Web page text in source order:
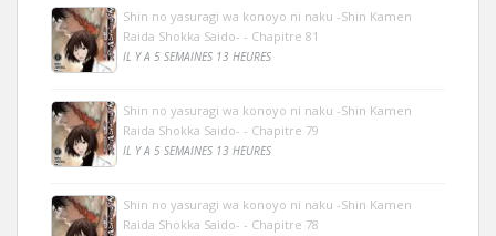
Shin no yasuragi wa konoyo ni naku -Shin Kamen
Raida Shokka Saido- - Chapitre 81
IL Y A 5 SEMAINES 13 HEURES
Shin no yasuragi wa konoyo ni naku -Shin Kamen
Raida Shokka Saido- - Chapitre 79
IL Y A 5 SEMAINES 13 HEURES
Shin no yasuragi wa konoyo ni naku -Shin Kamen
Raida Shokka Saido- - Chapitre 78